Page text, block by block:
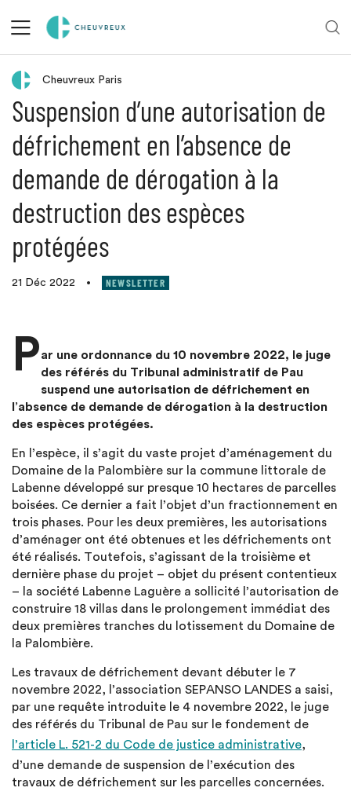
Retour aux actualités
Cheuvreux Paris
Suspension d’une autorisation de
défrichement en l’absence de
demande de dérogation à la
destruction des espèces
protégées
21 Déc 2022 • NEWSLETTER
Par une ordonnance du 10 novembre 2022, le juge
des référés du Tribunal administratif de Pau
suspend une autorisation de défrichement en
l’absence de demande de dérogation à la destruction
des espèces protégées.
En l’espèce, il s’agit du vaste projet d’aménagement du
Domaine de la Palombière sur la commune littorale de
Labenne développé sur presque 10 hectares de parcelles
boisées. Ce dernier a fait l’objet d’un fractionnement en
trois phases. Pour les deux premières, les autorisations
d’aménager ont été obtenues et les défrichements ont
été réalisés. Toutefois, s’agissant de la troisième et
dernière phase du projet – objet du présent contentieux
– la société Labenne Laguère a sollicité l’autorisation de
construire 18 villas dans le prolongement immédiat des
deux premières tranches du lotissement du Domaine de
la Palombière.
Les travaux de défrichement devant débuter le 7
novembre 2022, l’association SEPANSO LANDES a saisi,
par une requête introduite le 4 novembre 2022, le juge
des référés du Tribunal de Pau sur le fondement de
l’article L. 521-2 du Code de justice administrative,
d’une demande de suspension de l’exécution des
travaux de défrichement sur les parcelles concernées.